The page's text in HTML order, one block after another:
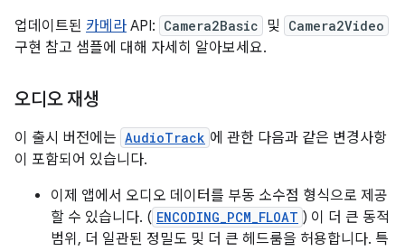
업데이트된 카메라 API: Camera2Basic 및 Camera2Video
구현 참고 샘플에 대해 자세히 알아보세요.
오디오 재생
이 출시 버전에는 AudioTrack 에 관한 다음과 같은 변경사항
이 포함되어 있습니다.
이제 앱에서 오디오 데이터를 부동 소수점 형식으로 제공
할 수 있습니다. ( ENCODING_PCM_FLOAT ) 이 더 큰 동적
범위, 더 일관된 정밀도 및 더 큰 헤드룸을 허용합니다. 특